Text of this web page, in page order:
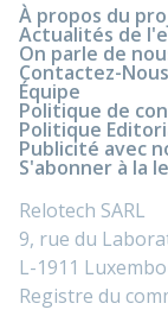
À propos du
Actualités de
On parle de
Contactez-Nous
Équipe
Politique de
Politique
Publicité avec
S'abonner à la
Relotech SARL
9, rue du
L-1911
Registre du